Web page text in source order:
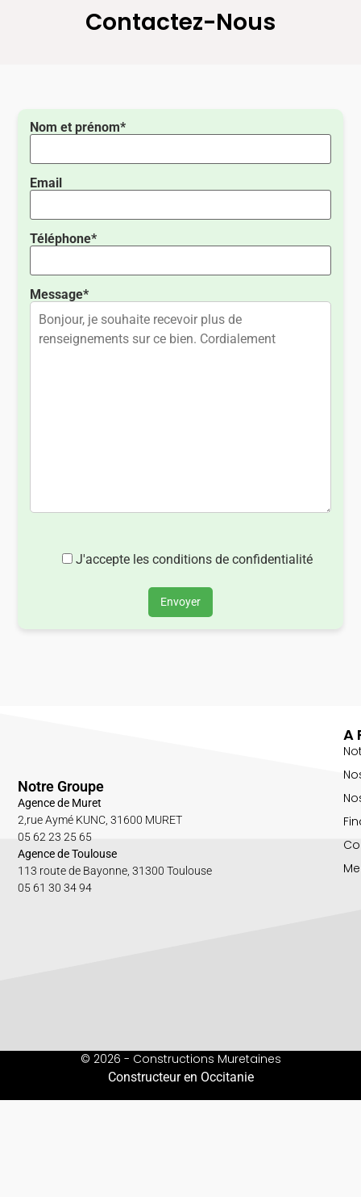
Contactez-Nous
Nom et prénom*
Email
Téléphone*
Message*
J'accepte les conditions de confidentialité
Envoyer
A
Notre Groupe
Agence de Muret
2,rue Aymé KUNC, 31600 MURET
05 62 23 25 65
Agence de Toulouse
113 route de Bayonne, 31300 Toulouse
05 61 30 34 94
© 2026 - Constructions Muretaines
Constructeur en Occitanie